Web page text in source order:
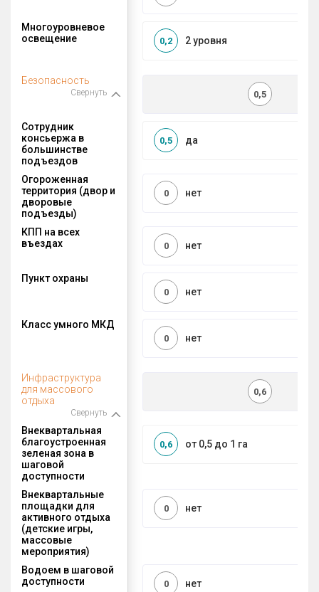
Многоуровневое
освещение
2 уровня
0,2
Безопасность
Свернуть 0,5
Сотрудник
консьержа в
большинстве
подъездов
да
0,5
Огороженная
территория (двор и
дворовые
подъезды)
нет
0
КПП на всех
въездах
нет
0
Пункт охраны
нет
0
Класс умного МКД
нет
0
Инфраструктура
для массового
отдыха
Свернуть
0,6
Внеквартальная
благоустроенная
зеленая зона в
шаговой
доступности
от 0,5 до 1 га
0,6
Внеквартальные
площадки для
активного отдыха
(детские игры,
массовые
мероприятия)
нет
0
Водоем в шаговой
доступности
нет
0